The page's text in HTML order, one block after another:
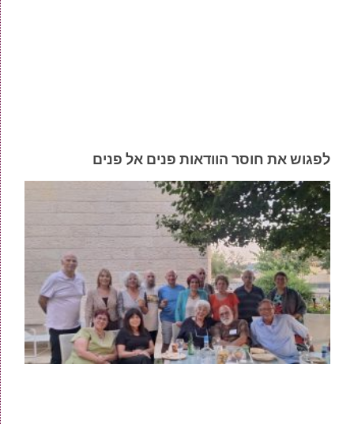
לפגוש את חוסר הוודאות פנים אל פנים